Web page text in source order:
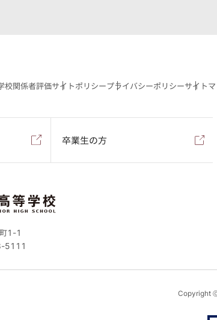
校関係者評価サイトポリシープライバシーポリシーサイト
卒業生の方
1-1
5111
Copyright